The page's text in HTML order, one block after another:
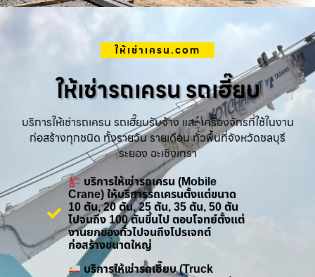
ให้เช่าเครน.com
ให้เช่ารถเครน รถเฮี๊ยบ
บริการให้เช่ารถเครน รถเฮี๊ยบรับจ้าง และ เครื่องจักรที่ใช้ในงาน
ก่อสร้างทุกชนิด ทั้งรายวัน รายเดือน ทั่วพื้นที่จังหวัดชลบุรี
ระยอง ฉะเชิงเทรา
บริการให้เช่ารถเครน (Mobile
Crane) ให้บริการรถเครนตั้งแต่ขนาด
10 ตัน, 20 ตัน, 25 ตัน, 35 ตัน, 50 ตัน
ไปจนถึง 100 ตันขึ้นไป ตอบโจทย์ตั้งแต่
งานยกของทั่วไปจนถึงโปรเจกต์
ก่อสร้างขนาดใหญ่
บริการให้เช่ารถเฮี๊ยบ (Truck